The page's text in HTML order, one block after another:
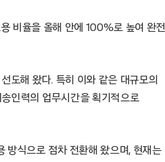
비율을 올해 안에 100%로 높여 완전
도해 왔다. 특히 이와 같은 대규모의
인력의 업무시간을 획기적으로
방식으로 점차 전환해 왔으며, 현재는